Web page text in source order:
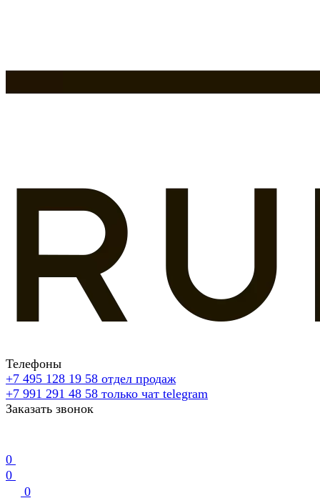
Телефоны
+7 495 128 19 58 отдел продаж
+7 991 291 48 58 только чат telegram
Заказать звонок
0
0
0